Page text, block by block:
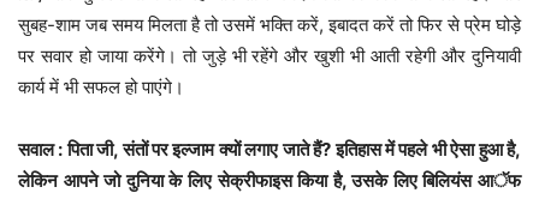
सुबह-शाम जब समय मिलता है तो उसमें भक्ति करें, इबादत करें तो फिर से प्रेम घोड़े
पर सवार हो जाया करेंगे। तो जुड़े भी रहेंगे और खुशी भी आती रहेगी और दुनियावी
कार्य में भी सफल हो पाएंगे।
सवाल : पिता जी, संतों पर इल्जाम क्यों लगाए जाते हैं? इतिहास में पहले भी ऐसा हुआ है,
लेकिन आपने जो दुनिया के लिए सेक्रीफाइस किया है, उसके लिए बिलियंस आॅफ